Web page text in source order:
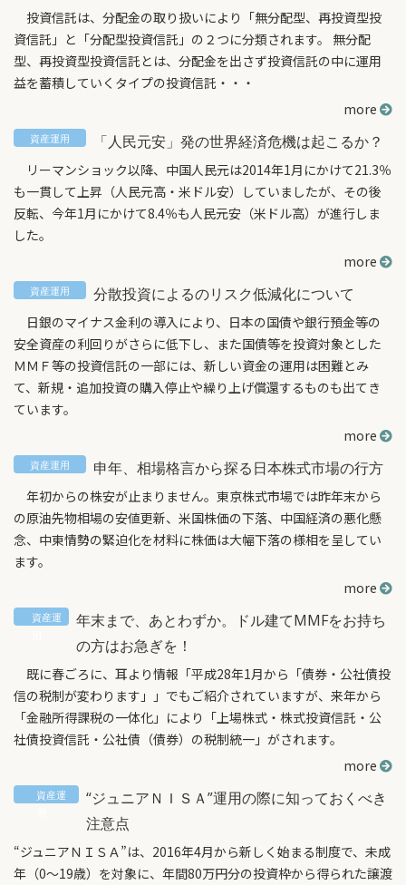
投資信託は、分配金の取り扱いにより「無分配型、再投資型投
資信託」と「分配型投資信託」の２つに分類されます。 無分配
型、再投資型投資信託とは、分配金を出さず投資信託の中に運用
益を蓄積していくタイプの投資信託・・・
more
「人民元安」発の世界経済危機は起こるか？
リーマンショック以降、中国人民元は2014年1月にかけて21.3％
も一貫して上昇（人民元高・米ドル安）していましたが、その後
反転、今年1月にかけて8.4％も人民元安（米ドル高）が進行しま
した。
more
分散投資によるのリスク低減化について
日銀のマイナス金利の導入により、日本の国債や銀行預金等の
安全資産の利回りがさらに低下し、また国債等を投資対象とした
ＭＭＦ等の投資信託の一部には、新しい資金の運用は困難とみ
て、新規・追加投資の購入停止や繰り上げ償還するものも出てき
ています。
more
申年、相場格言から探る日本株式市場の行方
年初からの株安が止まりません。東京株式市場では昨年末から
の原油先物相場の安値更新、米国株価の下落、中国経済の悪化懸
念、中東情勢の緊迫化を材料に株価は大幅下落の様相を呈してい
ます。
more
年末まで、あとわずか。ドル建てMMFをお持ち
の方はお急ぎを！
既に春ごろに、耳より情報「平成28年1月から「債券・公社債投
信の税制が変わります」」でもご紹介されていますが、来年から
「金融所得課税の一体化」により「上場株式・株式投資信託・公
社債投資信託・公社債（債券）の税制統一」がされます。
more
“ジュニアＮＩＳＡ”運用の際に知っておくべき
注意点
“ジュニアＮＩＳＡ”は、2016年4月から新しく始まる制度で、未成
年（0～19歳）を対象に、年間80万円分の投資枠から得られた譲渡